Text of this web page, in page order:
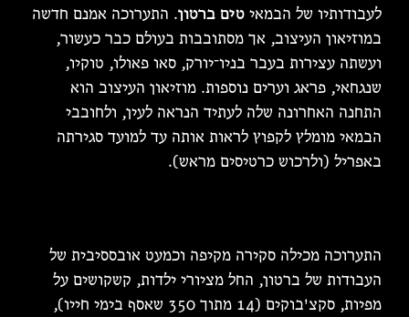
לעבודותיו של הבמאי טים ברטון. התערוכה אמנם חדשה
במוזיאון העיצוב, אך מסתובבות בעולם כבר כעשור,
ועשתה עצירות בעבר בניו־יורק, סאו פאולו, טוקיו,
שנגחאי, פראג וערים נוספות. מוזיאון העיצוב הוא
התחנה האחרונה שלה לעתיד הנראה לעין, ולחובבי
הבמאי מומלץ לקפוץ לראות אותה עד למועד סגירתה
באפריל (ולרכוש כרטיסים מראש).
התערוכה מכילה סקירה מקיפה וכמעט אובססיבית של
העבודות של ברטון, החל מציורי ילדות, קשקושים על
מפיות, סקצ'בוקים (14 מתוך 350 שאסף בימי חייו),